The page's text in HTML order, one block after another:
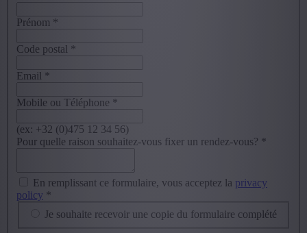
Prénom *
Code postal *
Email *
Mobile ou Téléphone *
(ex: +32 (0)475 12 34 56)
Pour quelle raison souhaitez-vous fixer un rendez-vous? *
En remplissant ce formulaire, vous acceptez la privacy
policy *
Je souhaite recevoir une copie du formulaire complété